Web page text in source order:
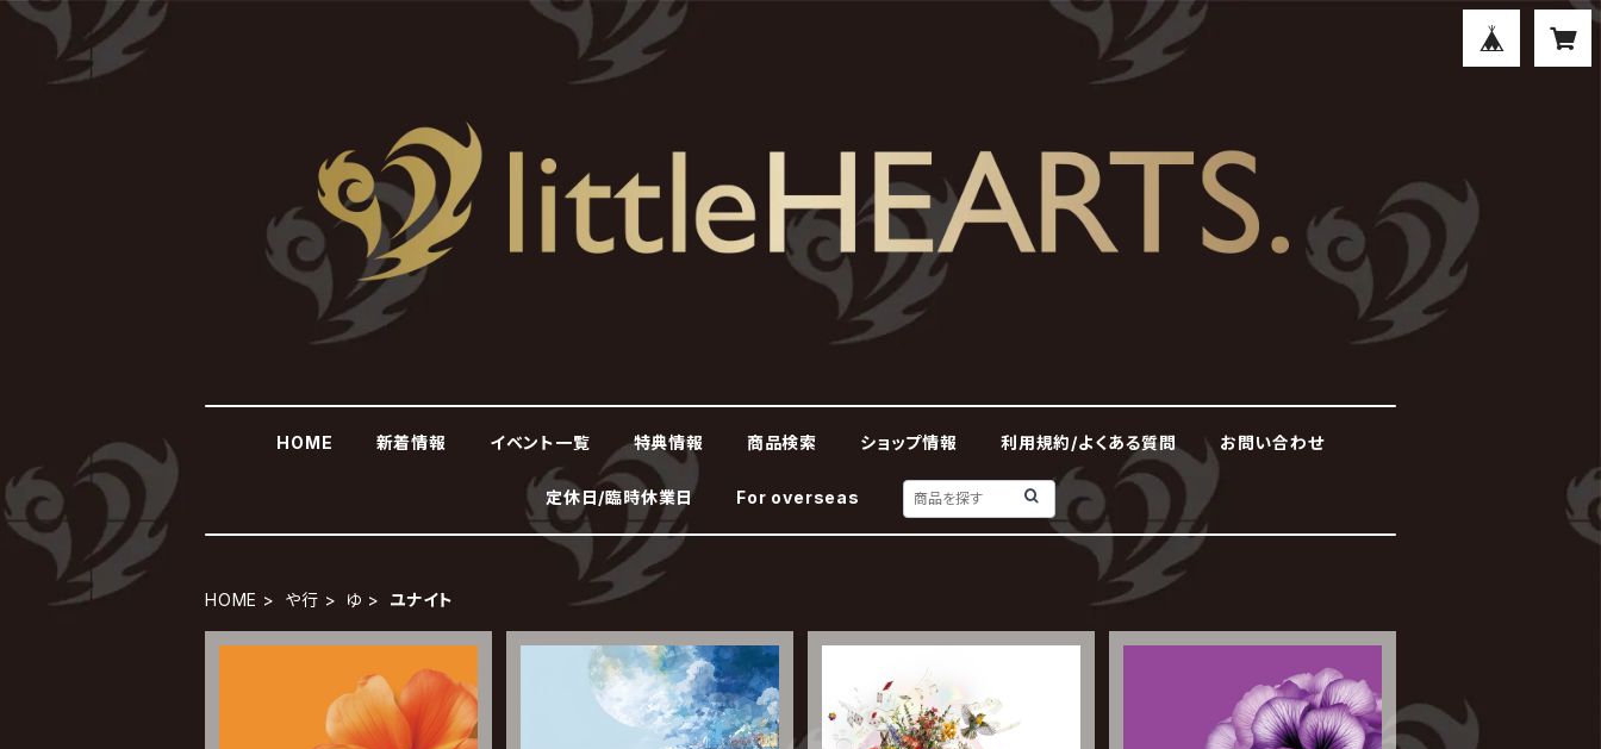
HOME 新着情報 イベント一覧 特典情報 商品検索 ショップ情報 利用規約/よくある質問 お問い合わせ
定休日/臨時休業日 For overseas
HOME や行 ゆ ユナイト